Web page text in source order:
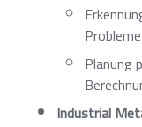
Planung
Industrial